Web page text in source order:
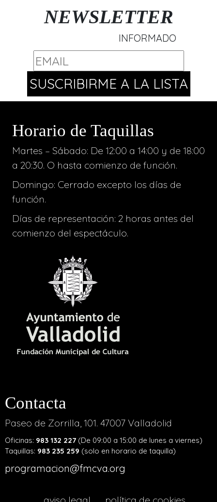
NEWSLETTER
INFORMADO
Horario de Taquillas
Martes – Sábado: De 12:00 a 14:00 y de 18:00
a 20:30. O hasta comienzo de función.
Domingo: Cerrado excepto los días de
función.
Días de representación: 2 horas antes del
comienzo del espectáculo.
Contacta
Paseo de Zorrilla, 101. 47007 Valladolid
Oficinas: 983 132 227 (De 09:00 a 15:00 de lunes a viernes)
Taquillas: 983 235 259 (solo en horario de taquilla)
programacion@fmcva.org